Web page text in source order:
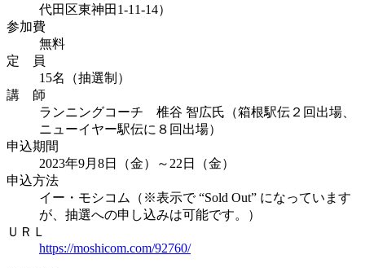
代田区東神田1-11-14）
参加費
無料
定 員
15名（抽選制）
講 師
ランニングコーチ 椎谷 智広氏（箱根駅伝２回出場、
ニューイヤー駅伝に８回出場）
申込期間
2023年9月8日（金）～22日（金）
申込方法
イー・モシコム（※表示で “Sold Out” になっています
が、抽選への申し込みは可能です。）
ＵＲＬ
https://moshicom.com/92760/